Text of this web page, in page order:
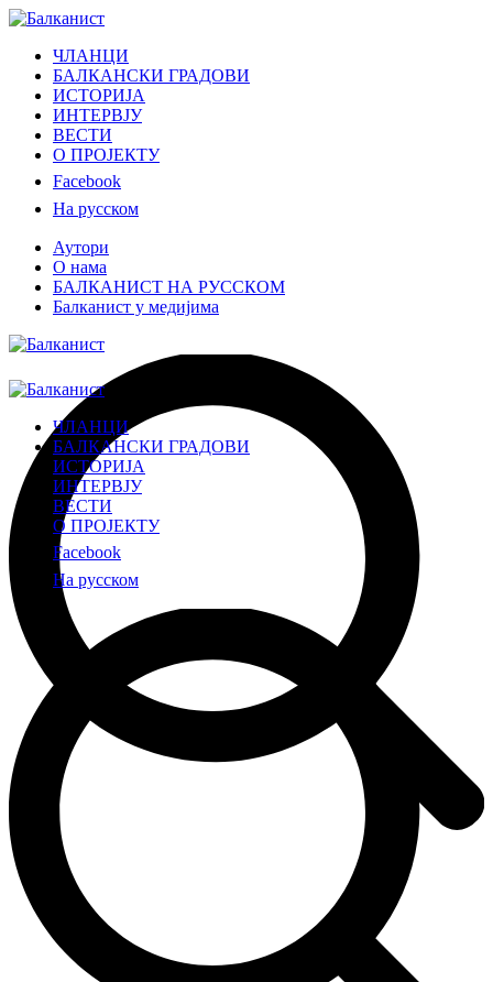
ЧЛАНЦИ
БАЛКАНСКИ ГРАДОВИ
ИСТОРИЈА
ИНТЕРВЈУ
ВЕСТИ
О ПРОЈЕКТУ
Facebook
На русском
Аутори
О нама
БАЛКАНИСТ НА РУССКОМ
Балканист у медијима
ЧЛАНЦИ
БАЛКАНСКИ ГРАДОВИ
ИСТОРИЈА
ИНТЕРВЈУ
ВЕСТИ
О ПРОЈЕКТУ
Facebook
На русском